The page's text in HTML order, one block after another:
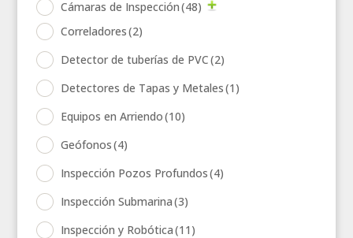
Cámaras de Inspección(48)
Correladores(2)
Detector de tuberías de PVC(2)
Detectores de Tapas y Metales(1)
Equipos en Arriendo(10)
Geófonos(4)
Inspección Pozos Profundos(4)
Inspección Submarina(3)
Inspección y Robótica(11)